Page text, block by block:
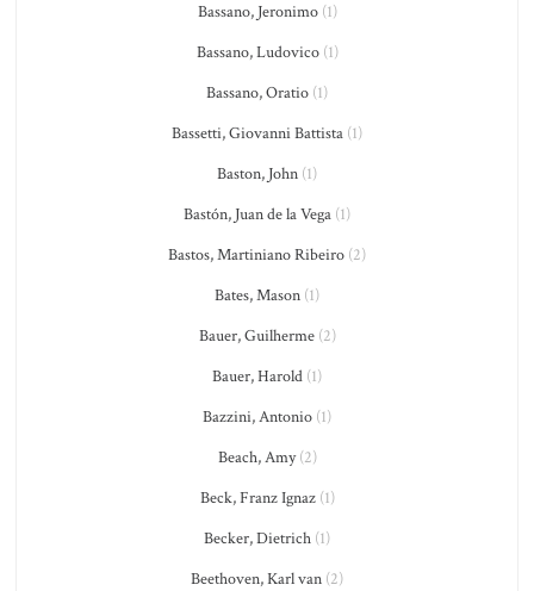
Bassano, Jeronimo(1)
Bassano, Ludovico(1)
Bassano, Oratio (1)
Bassetti, Giovanni Battista (1)
Baston, John (1)
Bastón, Juan de la Vega (1)
Bastos, Martiniano Ribeiro (2)
Bates, Mason (1)
Bauer, Guilherme(2)
Bauer, Harold (1)
Bazzini, Antonio (1)
Beach, Amy(2)
Beck, Franz Ignaz(1)
Becker, Dietrich (1)
Beethoven, Karl van (2)